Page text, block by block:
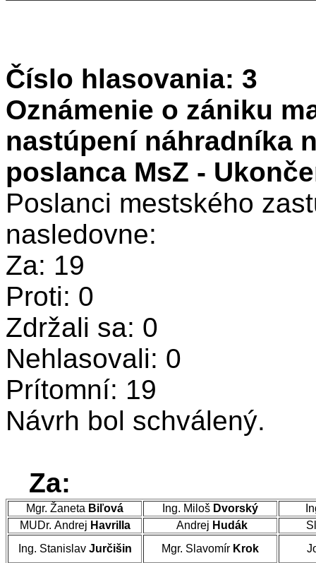
Číslo hlasovania: 3
Oznámenie o zániku
nastúpení náhradníka
poslanca MsZ -
Poslanci mestského
nasledovne:
Za: 19
Proti: 0
Zdržali sa: 0
Nehlasovali: 0
Prítomní: 19
Návrh bol schválený.
Za:
Mgr. Žaneta Biľová Ing. Miloš Dvorský
MUDr. Andrej Havrilla Andrej Hudák
Ing. Stanislav Jurčišin Mgr. Slavomír Krok